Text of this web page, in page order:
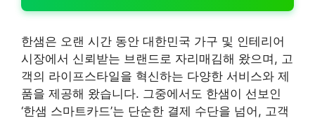
한샘은 오랜 시간 동안 대한민국 가구 및 인테리어
시장에서 신뢰받는 브랜드로 자리매김해 왔으며, 고
객의 라이프스타일을 혁신하는 다양한 서비스와 제
품을 제공해 왔습니다. 그중에서도 한샘이 선보인
‘한샘 스마트카드’는 단순한 결제 수단을 넘어, 고객